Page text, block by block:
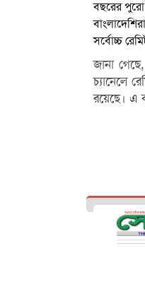
বছরের পুরো
সর্বোচ্চ
জানা
চ্যানেলে
রয়েছে। এ